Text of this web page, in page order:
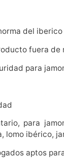
del iberico
fuera de
para
para
lomo ibérico,
aptos